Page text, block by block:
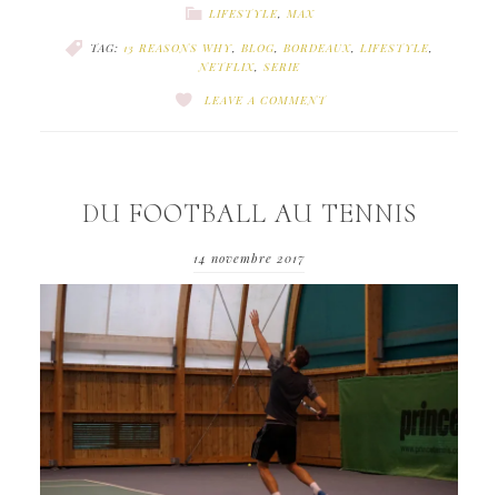
LIFESTYLE, MAX
TAG: 13 REASONS WHY, BLOG, BORDEAUX, LIFESTYLE,
NETFLIX, SERIE
LEAVE A COMMENT
DU FOOTBALL AU TENNIS
14 novembre 2017